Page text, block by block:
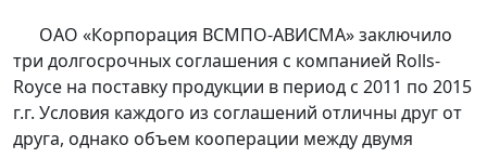
ОАО «Корпорация ВСМПО-АВИСМА» заключило
три долгосрочных соглашения с компанией Rolls-
Royce на поставку продукции в период с 2011 по 2015
г.г. Условия каждого из соглашений отличны друг от
друга, однако объем кооперации между двумя